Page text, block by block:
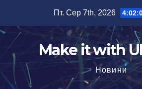
вмісту
Пт. Сер 7th, 2026
Make it with
Новини